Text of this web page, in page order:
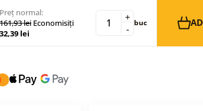
Preț normal:
161,93 lei Economisiți
32,39 lei
-
+ buc